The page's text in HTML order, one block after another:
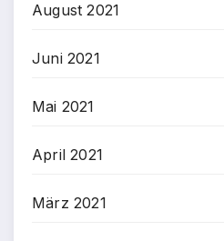
August 2021
Juni 2021
Mai 2021
April 2021
März 2021